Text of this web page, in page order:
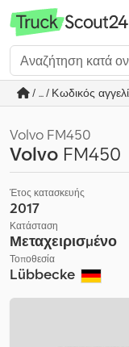
/ ... / Κωδικός
Volvo FM450
Volvo FM450
Έτος κατασκευής
2017
Κατάσταση
Μεταχειρισμένο
Τοποθεσία
Lübbecke